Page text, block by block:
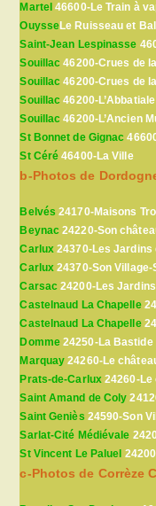
Martel 46600-Le Train à
OuysseLe Ruisseau et
Saint-Jean Lespinasse
Souillac 46200-Crues de
Souillac 46200-Crues de
Souillac 46200-
Souillac 46200-L’Ancien
St Bonnet de Gignac
St Céré 46400-La Ville
b-Photos de
Belvés 24170-Maisons
Beynac 24220-Son
Carlux 24370-Les Jardins
Carlux 24370-Son
Carsac 24200-Les Jardins
Castelnaud La Chapelle
Castelnaud La Chapelle
Domme24250-La Bastide
Marquay 24260-Le
Prats-de-Carlux24260-Le
Saint Amand de Coly
Saint Geniès 24590-Son
Sarlat-Cité Médiévale
St Vincent Le Paluel
c-Photos de Corrèze